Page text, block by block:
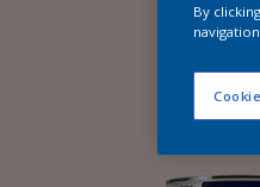
By